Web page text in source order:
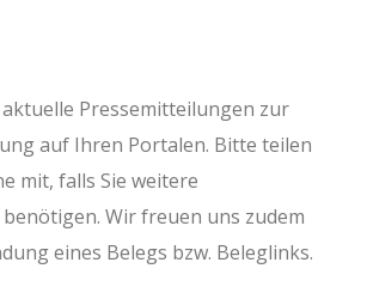
Pressemitteilungen zur
auf Ihren Portalen. Bitte teilen
mit, falls Sie weitere
Wir freuen uns zudem
eines Belegs bzw. Beleglinks.